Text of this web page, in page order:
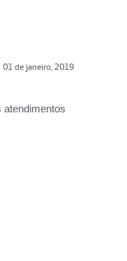
01 de janeiro, 2019
atendimentos